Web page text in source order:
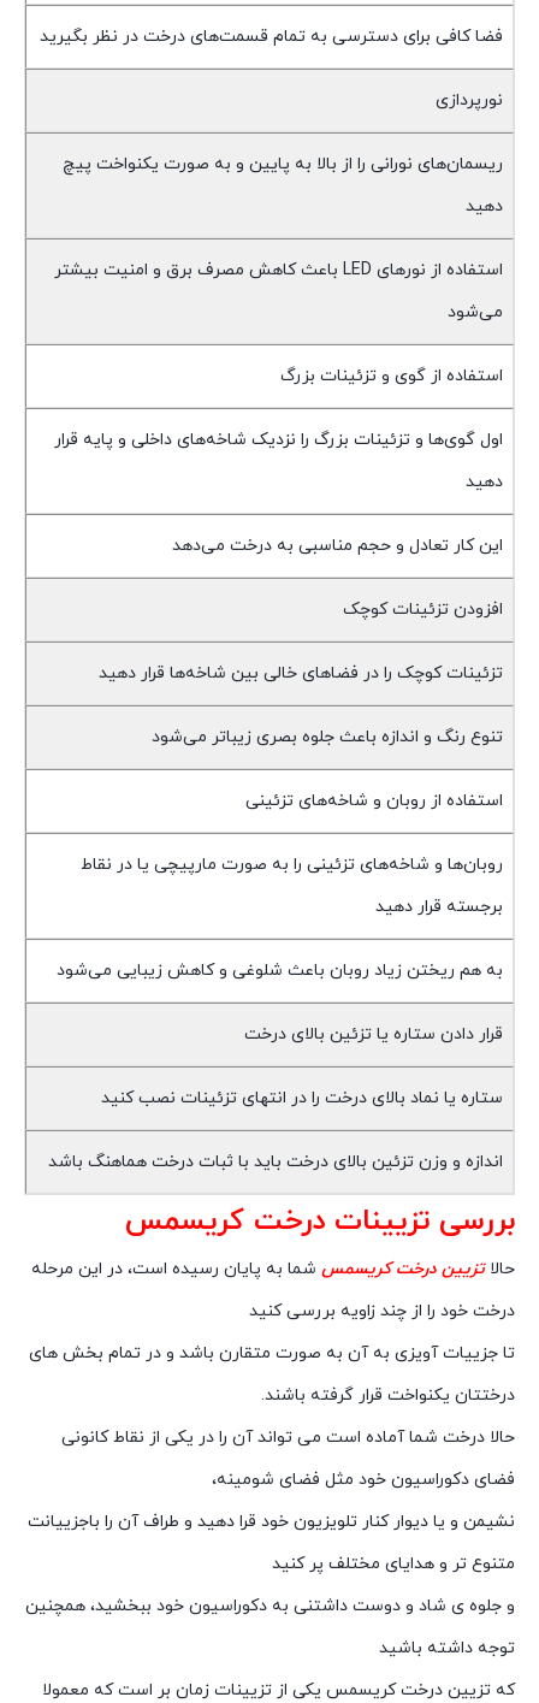
فضا کافی برای دسترسی به تمام قسمت‌های درخت در نظر بگیرید
نورپردازی
ریسمان‌های نورانی را از بالا به پایین و به صورت یکنواخت پیچ
دهید
استفاده از نورهای LED باعث کاهش مصرف برق و امنیت بیشتر
می‌شود
استفاده از گوی و تزئینات بزرگ
اول گوی‌ها و تزئینات بزرگ را نزدیک شاخه‌های داخلی و پایه قرار
دهید
این کار تعادل و حجم مناسبی به درخت می‌دهد
افزودن تزئینات کوچک
تزئینات کوچک را در فضاهای خالی بین شاخه‌ها قرار دهید
تنوع رنگ و اندازه باعث جلوه بصری زیباتر می‌شود
استفاده از روبان و شاخه‌های تزئینی
روبان‌ها و شاخه‌های تزئینی را به صورت مارپیچی یا در نقاط
برجسته قرار دهید
به هم ریختن زیاد روبان باعث شلوغی و کاهش زیبایی می‌شود
قرار دادن ستاره یا تزئین بالای درخت
ستاره یا نماد بالای درخت را در انتهای تزئینات نصب کنید
اندازه و وزن تزئین بالای درخت باید با ثبات درخت هماهنگ باشد
بررسی تزیینات درخت کریسمس
حالاتزیین درخت کریسمس شما به پایان رسیده است، در این مرحله
درخت خود را از چند زاویه بررسی کنید
تا جزییات آویزی به آن به صورت متقارن باشد و در تمام بخش های
درختتان یکنواخت قرار گرفته باشند.
حالا درخت شما آماده است می تواند آن را در یکی از نقاط کانونی
فضای دکوراسیون خود مثل فضای شومینه،
نشیمن و یا دیوار کنار تلویزیون خود قرا دهید و طراف آن را باجزییانت
متنوع تر و هدایای مختلف پر کنید
و جلوه ی شاد و دوست داشتنی به دکوراسیون خود ببخشید، همچنین
توجه داشته باشید
که تزیین درخت کریسمس یکی از تزیینات زمان بر است که معمولا